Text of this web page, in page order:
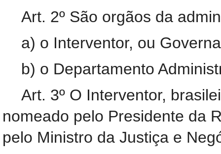
Art. 2º São orgãos da
a) o Interventor, ou
b) o Departamento
Art. 3º O Interventor,
nomeado pelo Presidente da
pelo Ministro da Justiça e